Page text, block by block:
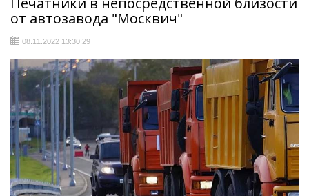
от автозавода "Москвич"
08.11.2022 13:30:29